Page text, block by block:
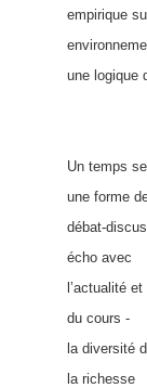
empirique
une logique
Un temps
une forme
débat-
écho avec
l’actualité
du cours -
la diversité
la richesse